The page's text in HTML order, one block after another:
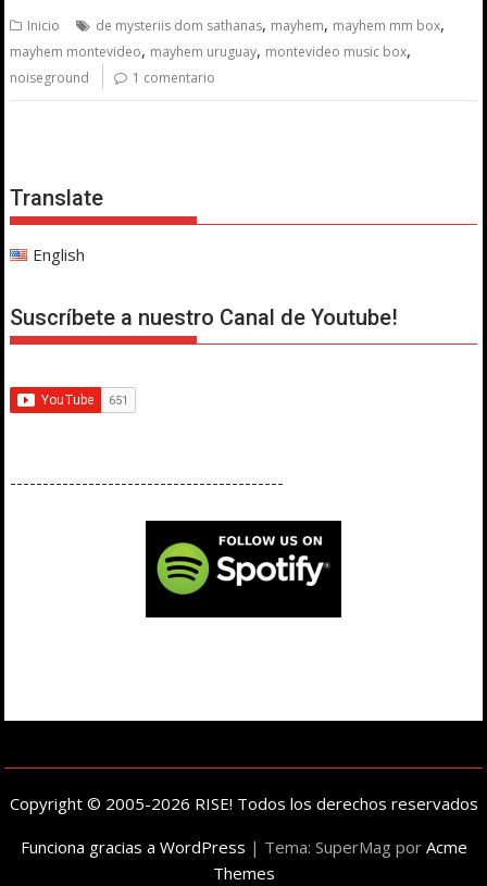
Inicio de mysteriis dom sathanas, mayhem, mayhem mm box,
mayhem montevideo, mayhem uruguay, montevideo music box,
noiseground 1 comentario
Translate
English
Suscríbete a nuestro Canal de Youtube!
------------------------------------------
Copyright © 2005-2026 RISE! Todos los derechos reservados
Funciona gracias a WordPress | Tema: SuperMag por Acme
Themes